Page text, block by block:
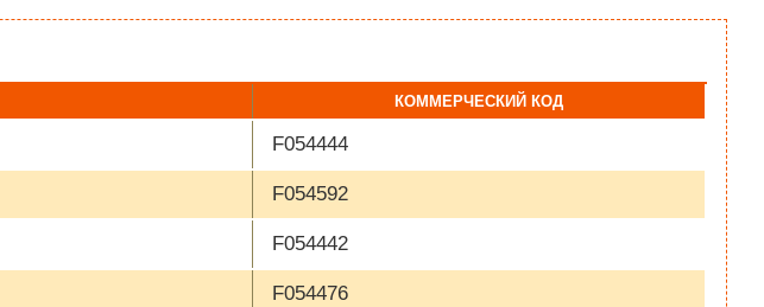
КОММЕРЧЕСКИЙ КОД
F054444
F054592
F054442
F054476